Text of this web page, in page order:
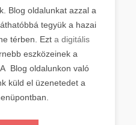
Blog oldalunkat azzal a
tegyük a hazai
térben. Ezt a digitális
eszközeinek a
Blog oldalunkon való
küld el üzenetedet a